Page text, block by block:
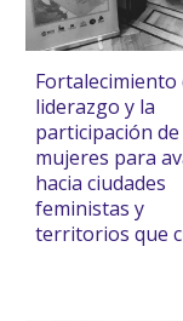
Fortalecimiento
liderazgo y la
participación de
mujeres para
hacia ciudades
feministas y
territorios que